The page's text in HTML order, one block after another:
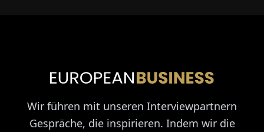
Wir führen mit unseren Interviewpartnern
Gespräche, die inspirieren. Indem wir die